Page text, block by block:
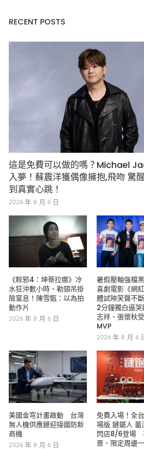
RECENT POSTS
這是免費可以做的嗎？Michael
入夢！蘇震洋獲偶像擁抱,飛吻 驚
到真實心跳！
2026 年 8 月 6 日
《粽邪4：坤蒂拉娜》冷
水狂沖數小時、勒頸吊掛
險窒息！陳雪甄：以為拍
動作片
2026 年 8 月 6 日
暑假壓軸強檔
喜劇電影《網
體試映笑聲不
2分鐘獨白逼
志祥、張懷秋
MVP
2026 年 8 月 6
美國金穹計畫啟動 台灣
無人機供應鏈迎接國防新
商機
2026 年 8 月 6 日
免費入場！全
場版 鏈鋸人 蕾
閃店8/6登場
景、限定周邊